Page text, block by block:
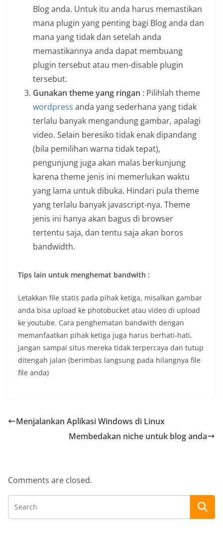
Blog anda. Untuk itu anda harus memastikan
mana plugin yang penting bagi Blog anda dan
mana yang tidak dan setelah anda
memastikannya anda dapat membuang
plugin tersebut atau men-disable plugin
tersebut.
Gunakan theme yang ringan : Pilihlah theme
wordpress anda yang sederhana yang tidak
terlalu banyak mengandung gambar, apalagi
video. Selain beresiko tidak enak dipandang
(bila pemilihan warna tidak tepat),
pengunjung juga akan malas berkunjung
karena theme jenis ini memerlukan waktu
yang lama untuk dibuka. Hindari pula theme
yang terlalu banyak javascript-nya. Theme
jenis ini hanya akan bagus di browser
tertentu saja, dan tentu saja akan boros
bandwidth.
Tips lain untuk menghemat bandwith :
Letakkan file statis pada pihak ketiga, misalkan gambar
anda bisa upload ke photobucket atau video di upload
ke youtube. Cara penghematan bandwith dengan
memanfaatkan pihak ketiga juga harus berhati-hati,
jangan sampai situs mereka tidak terpercaya dan tutup
ditengah jalan (berimbas langsung pada hilangnya file
file anda)
Menjalankan Aplikasi Windows di Linux
Membedakan niche untuk blog anda
Comments are closed.